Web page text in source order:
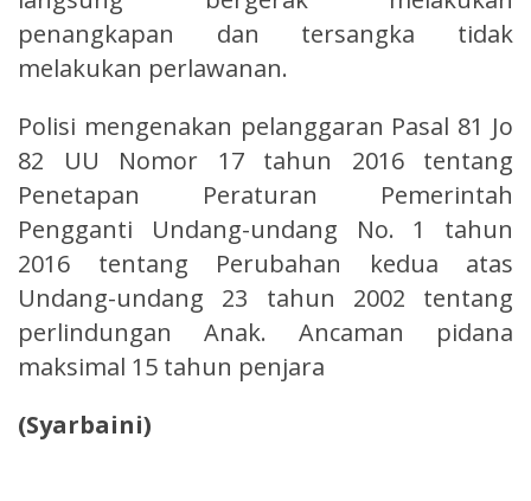
penangkapan dan tersangka tidak
melakukan perlawanan.
Polisi mengenakan pelanggaran Pasal 81 Jo
82 UU Nomor 17 tahun 2016 tentang
Penetapan Peraturan Pemerintah
Pengganti Undang-undang No. 1 tahun
2016 tentang Perubahan kedua atas
Undang-undang 23 tahun 2002 tentang
perlindungan Anak. Ancaman pidana
maksimal 15 tahun penjara
(Syarbaini)